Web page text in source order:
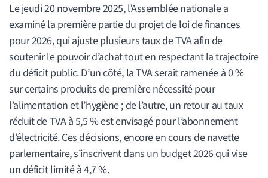
Le jeudi 20 novembre 2025, l’Assemblée nationale a
examiné la première partie du projet de loi de finances
pour 2026, qui ajuste plusieurs taux de TVA afin de
soutenir le pouvoir d’achat tout en respectant la trajectoire
du déficit public. D’un côté, la TVA serait ramenée à 0 %
sur certains produits de première nécessité pour
l’alimentation et l’hygiène ; de l’autre, un retour au taux
réduit de TVA à 5,5 % est envisagé pour l’abonnement
d’électricité. Ces décisions, encore en cours de navette
parlementaire, s’inscrivent dans un budget 2026 qui vise
un déficit limité à 4,7 %.